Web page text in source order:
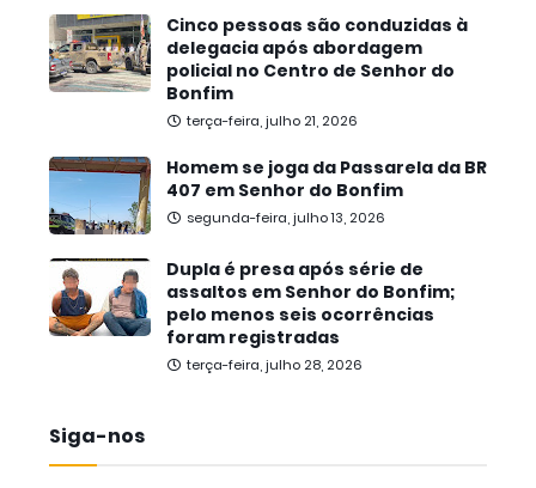
Cinco pessoas são conduzidas à
delegacia após abordagem
policial no Centro de Senhor do
Bonfim
terça-feira, julho 21, 2026
Homem se joga da Passarela da BR
407 em Senhor do Bonfim
segunda-feira, julho 13, 2026
Dupla é presa após série de
assaltos em Senhor do Bonfim;
pelo menos seis ocorrências
foram registradas
terça-feira, julho 28, 2026
Siga-nos